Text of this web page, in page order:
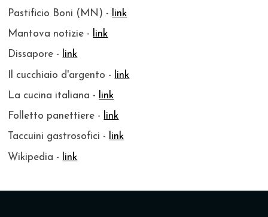
Pastificio Boni (MN) - link
Mantova notizie - link
Dissapore - link
Il cucchiaio d'argento - link
La cucina italiana - link
Folletto panettiere - link
Taccuini gastrosofici - link
Wikipedia - link